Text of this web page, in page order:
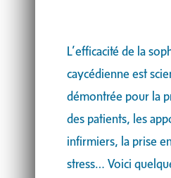
L’efficacité de la
caycédienne est
démontrée pour la
des patients, les
infirmiers, la prise
stress… Voici